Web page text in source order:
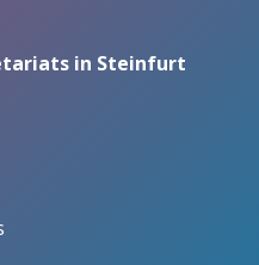
in Steinfurt